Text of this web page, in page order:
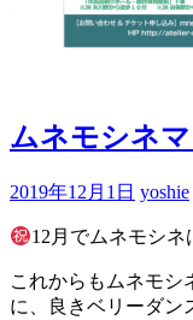
ムネモシネ
2019年12月1日 yoshie
12月でムネモシ
これからもムネモシ
に、良きベリーダン